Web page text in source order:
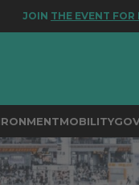
THE EVENT FOR BETTER
MOBILITY